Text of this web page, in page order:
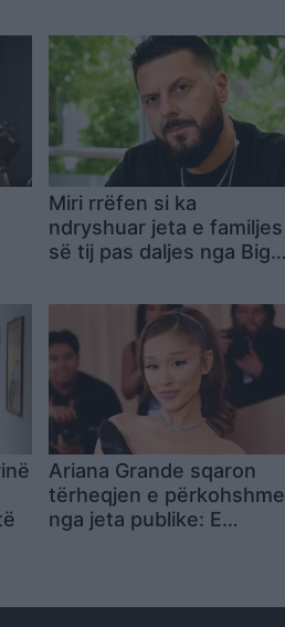
Miri rrëfen si ka
ndryshuar jeta e familjes
së tij pas daljes nga Big
Ariana Grande sqaron
tërheqjen e përkohshme
nga jeta publike: E